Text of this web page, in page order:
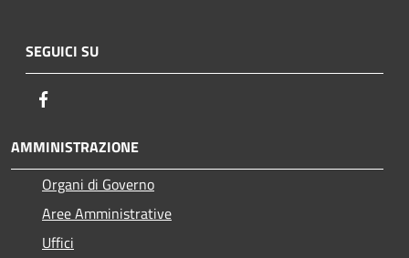
SEGUICI SU
AMMINISTRAZIONE
Organi di Governo
Aree Amministrative
Uffici